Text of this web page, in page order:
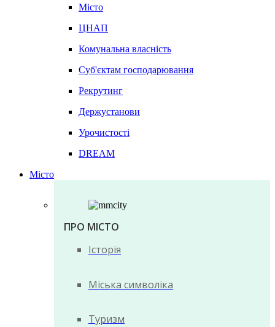
Місто
ЦНАП
Комунальна власність
Суб'єктам господарювання
Рекрутинг
Держустанови
Урочистості
DREAM
Місто
ПРО МІСТО
Історія
Міська символіка
Туризм